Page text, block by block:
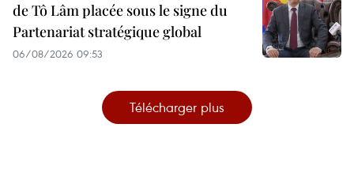
de Tô Lâm placée sous le signe du
Partenariat stratégique global
06/08/2026 09:53
Télécharger plus